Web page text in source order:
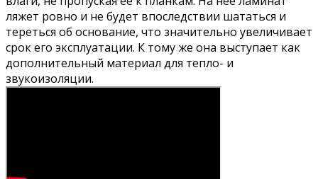
ляжет ровно и не будет впоследствии шататься и
тереться об основание, что значительно увеличивает
срок его эксплуатации. К тому же она выступает как
дополнительный материал для тепло- и
звукоизоляции.